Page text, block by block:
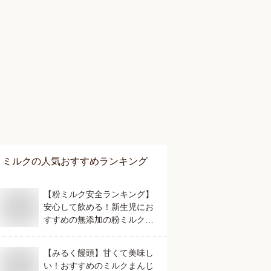
ミルクの人気おすすめランキング
【粉ミルク安全ランキング】
安心して飲める！新生児にお
すすめの無添加の粉ミルク
【みるく饅頭】甘くて美味し
い！おすすめのミルクまんじ